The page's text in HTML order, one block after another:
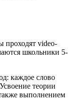
проходят video-
школьники 5-
каждое слово
теории
выполнением